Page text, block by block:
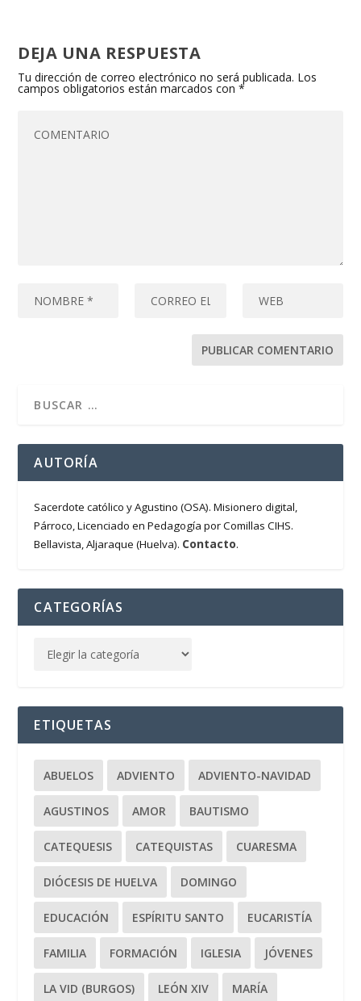
DEJA UNA RESPUESTA
Tu dirección de correo electrónico no será publicada. Los
campos obligatorios están marcados con*
AUTORÍA
Sacerdote católico y Agustino (OSA). Misionero digital,
Párroco, Licenciado en Pedagogía por Comillas CIHS.
Bellavista, Aljaraque (Huelva). Contacto.
CATEGORÍAS
ETIQUETAS
ABUELOS ADVIENTO ADVIENTO-NAVIDAD
AGUSTINOS AMOR BAUTISMO
CATEQUESIS CATEQUISTAS CUARESMA
DIÓCESIS DE HUELVA DOMINGO
EDUCACIÓN ESPÍRITU SANTO EUCARISTÍA
FAMILIA FORMACIÓN IGLESIA JÓVENES
LA VID (BURGOS) LEÓN XIV MARÍA